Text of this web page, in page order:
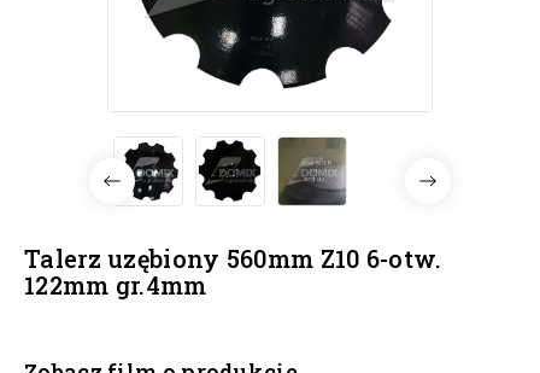
Talerz uzębiony 560mm Z10 6-otw.
122mm gr.4mm